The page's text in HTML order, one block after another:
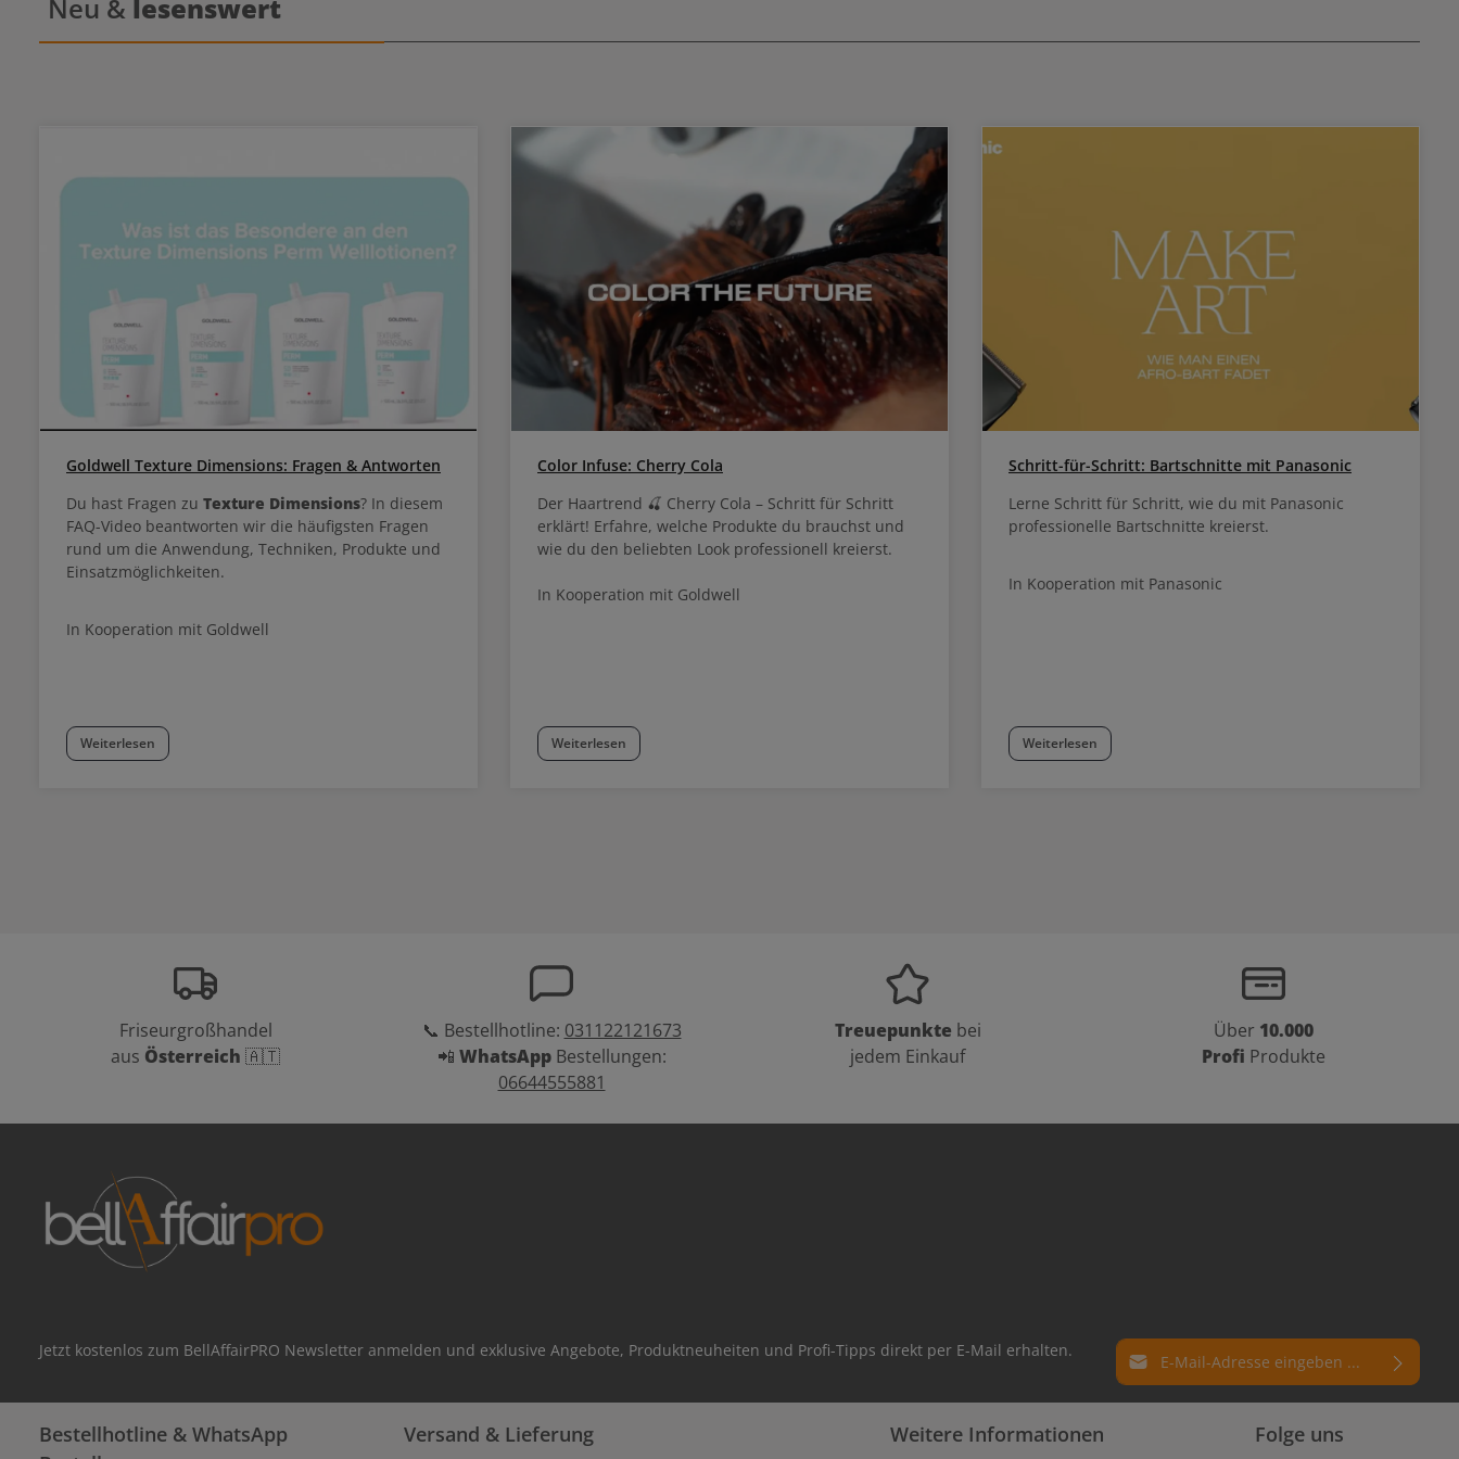
gemischt.
Neu & lesenswert
Goldwell Texture Dimensions: Fragen & Antworten
Du hast Fragen zu Texture Dimensions? In diesem
FAQ-Video beantworten wir die häufigsten Fragen
rund um die Anwendung, Techniken, Produkte und
Einsatzmöglichkeiten.
In Kooperation mit Goldwell
Weiterlesen
Color Infuse: Cherry Cola
Der Haartrend 🍒 Cherry Cola – Schritt für Schritt
erklärt! Erfahre, welche Produkte du brauchst und
wie du den beliebten Look professionell kreierst.
In Kooperation mit Goldwell
Weiterlesen
Schritt-für-Schritt: Bartschnitte mit Panasonic
Lerne Schritt für Schritt, wie du mit Panasonic
professionelle Bartschnitte kreierst.
In Kooperation mit Panasonic
Weiterlesen
Friseurgroßhandel
aus Österreich 🇦🇹
📞 Bestellhotline: 031122121673
📲 WhatsAppBestellungen:
06644555881
Treuepunkte bei
jedem Einkauf
Über 10.000
Profi Produkte
Jetzt kostenlos zum BellAffairPRO Newsletter anmelden und exklusive Angebote, Produktneuheiten und Profi-Tipps direkt per E-Mail erhalten. E-Mail-Adresse*
Datenschutz
Datenschutzbestimmungen
Die mit einem Stern (*) markierten Felder
Bestellhotline & WhatsApp
Versand & Lieferung Weitere Informationen Folge uns